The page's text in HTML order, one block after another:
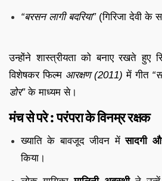
“बरसन लागी बदरिया”(गिरिजा देवी के
उन्होंने शास्त्रीयता को बनाए रखते हुए
विशेषकर फिल्म आरक्षण (2011) में गीत
डोर”के माध्यम से।
मंच से परे : परंपरा के विनम्र रक्षक
ख्याति के बावजूद जीवन मेंसादगी
किया।